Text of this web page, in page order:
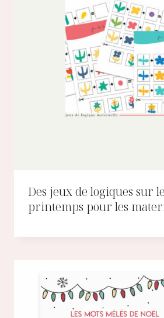
Des jeux de logiques sur
printemps pour les